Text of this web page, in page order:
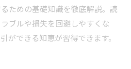
ための基礎知識を徹底解説。読
ブルや損失を回避しやすくな
ができる知恵が習得できます。